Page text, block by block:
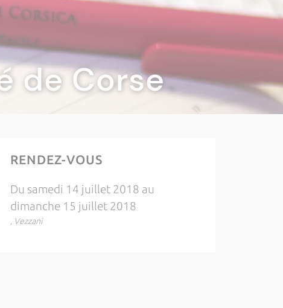
de Corse
RENDEZ-VOUS
Du samedi 14 juillet 2018 au
dimanche 15 juillet 2018
, Vezzani